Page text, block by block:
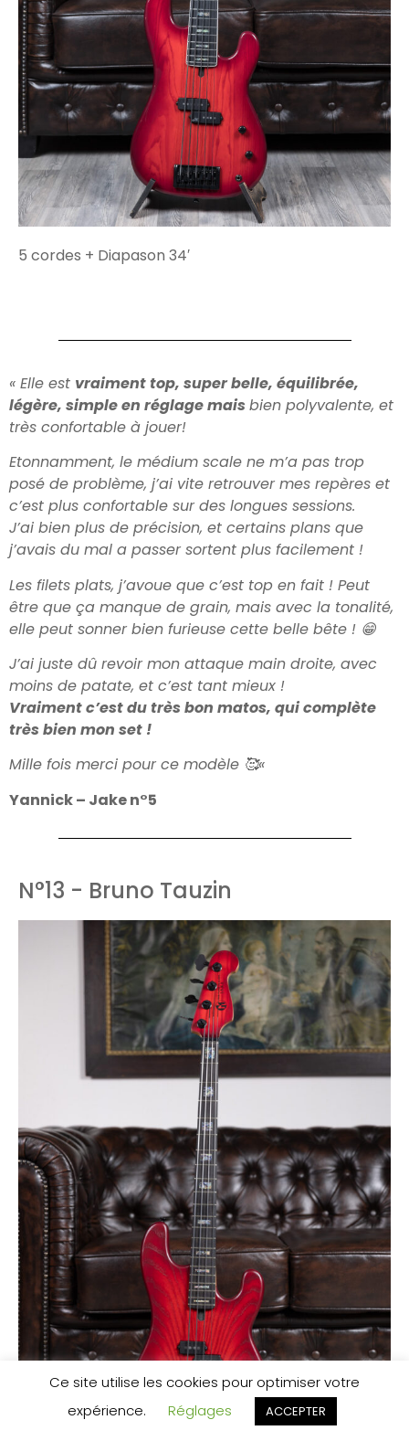
5 cordes + Diapason 34′
« Elle est vraiment top, super belle, équilibrée,
légère, simple en réglage mais bien polyvalente, et
très confortable à jouer!
Etonnamment, le médium scale ne m’a pas trop
posé de problème, j’ai vite retrouver mes repères et
c’est plus confortable sur des longues sessions.
J’ai bien plus de précision, et certains plans que
j’avais du mal a passer sortent plus facilement !
Les filets plats, j’avoue que c’est top en fait ! Peut
être que ça manque de grain, mais avec la tonalité,
elle peut sonner bien furieuse cette belle bête ! 😁
J’ai juste dû revoir mon attaque main droite, avec
moins de patate, et c’est tant mieux !
Vraiment c’est du très bon matos, qui complète
très bien mon set !
Mille fois merci pour ce modèle 🥰«
Yannick – Jake n°5
N°13 - Bruno Tauzin
Ce site utilise les cookies pour optimiser votre
expérience.
Réglages ACCEPTER